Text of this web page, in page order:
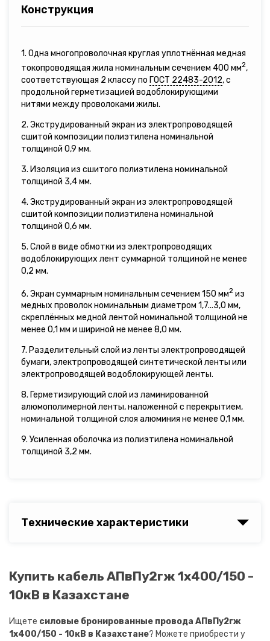
Конструкция
1. Одна многопроволочная круглая уплотнённая медная
токопроводящая жила номинальным сечением 400 мм2,
соответствующая 2 классу по ГОСТ 22483-2012, с
продольной герметизацией водоблокирующими
нитями между проволоками жилы.
2. Экструдированный экран из электропроводящей
сшитой композиции полиэтилена номинальной
толщиной 0,9 мм.
3. Изоляция из сшитого полиэтилена номинальной
толщиной 3,4 мм.
4. Экструдированный экран из электропроводящей
сшитой композиции полиэтилена номинальной
толщиной 0,6 мм.
5. Слой в виде обмотки из электропроводящих
водоблокирующих лент суммарной толщиной не менее
0,2 мм.
6. Экран суммарным номинальным сечением 150 мм2 из
медных проволок номинальным диаметром 1,7...3,0 мм,
скреплённых медной лентой номинальной толщиной не
менее 0,1 мм и шириной не менее 8,0 мм.
7. Разделительный слой из ленты электропроводящей
бумаги, электропроводящей синтетической ленты или
электропроводящей водоблокирующей ленты.
8. Герметизирующий слой из ламинированной
алюмополимерной ленты, наложенной с перекрытием,
номинальной толщиной слоя алюминия не менее 0,1 мм.
9. Усиленная оболочка из полиэтилена номинальной
толщиной 3,2 мм.
Технические характеристики
Купить кабель АПвПу2гж 1х400/150 -
10кВ в Казахстане
Ищете силовые бронированные провода АПвПу2гж
1х400/150 - 10кВ в Казахстане? Можете приобрести у